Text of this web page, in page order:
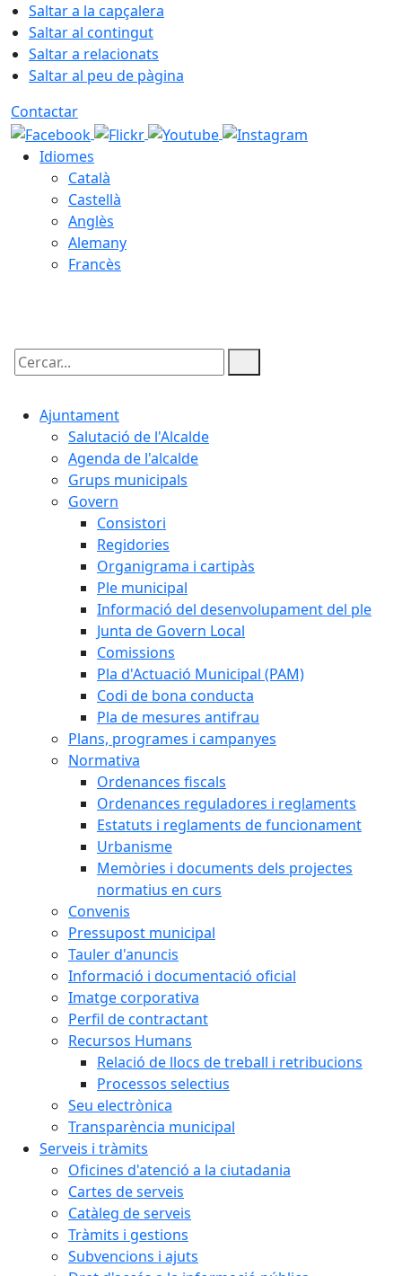
Saltar a la capçalera
Saltar al contingut
Saltar a relacionats
Saltar al peu de pàgina
Contactar
Idiomes
Català
Castellà
Anglès
Alemany
Francès
Cercar:
Ajuntament
Salutació de l'Alcalde
Agenda de l'alcalde
Grups municipals
Govern
Consistori
Regidories
Organigrama i cartipàs
Ple municipal
Informació del desenvolupament del ple
Junta de Govern Local
Comissions
Pla d'Actuació Municipal (PAM)
Codi de bona conducta
Pla de mesures antifrau
Plans, programes i campanyes
Normativa
Ordenances fiscals
Ordenances reguladores i reglaments
Estatuts i reglaments de funcionament
Urbanisme
Memòries i documents dels projectes
normatius en curs
Convenis
Pressupost municipal
Tauler d'anuncis
Informació i documentació oficial
Imatge corporativa
Perfil de contractant
Recursos Humans
Relació de llocs de treball i retribucions
Processos selectius
Seu electrònica
Transparència municipal
Serveis i tràmits
Oficines d'atenció a la ciutadania
Cartes de serveis
Catàleg de serveis
Tràmits i gestions
Subvencions i ajuts